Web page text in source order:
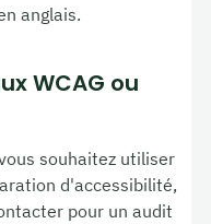
anglais.
WCAG ou
souhaitez utiliser
d'accessibilité,
pour un audit